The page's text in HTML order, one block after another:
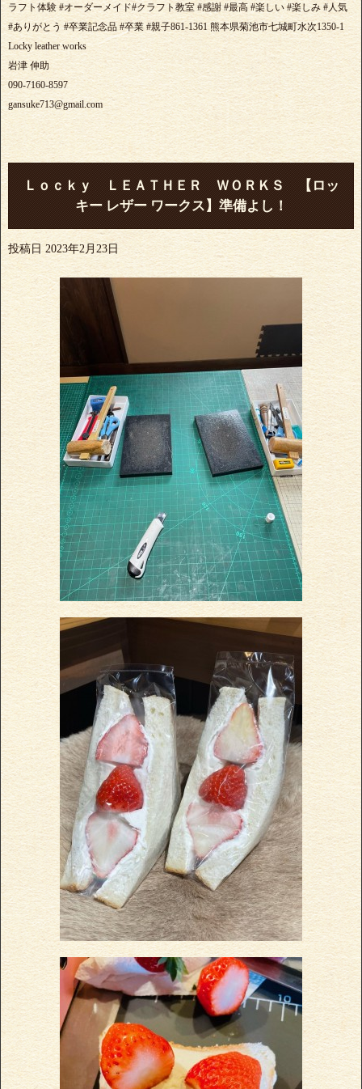
ラフト体験 #オーダーメイド#クラフト教室 #感謝 #最高 #楽しい #楽しみ #人気
#ありがとう #卒業記念品 #卒業 #親子861-1361 熊本県菊池市七城町水次1350-1
Locky leather works
岩津 伸助
090-7160-8597
gansuke713@gmail.com
Ｌｏｃｋｙ ＬＥＡＴＨＥＲ ＷＯＲＫＳ 【ロッ
キー レザー ワークス】準備よし！
投稿日 2023年2月23日